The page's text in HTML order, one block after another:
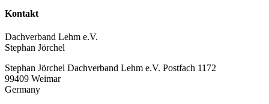
Kontakt
Dachverband Lehm e.V.
Stephan Jörchel
Stephan Jörchel Dachverband Lehm e.V. Postfach 1172
99409 Weimar
Germany